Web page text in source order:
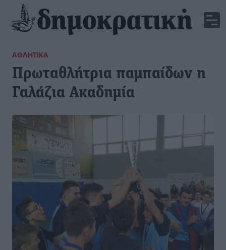
ΑΘΛΗΤΙΚΆ
Πρωταθλήτρια παμπαίδων η
Γαλάζια Ακαδημία